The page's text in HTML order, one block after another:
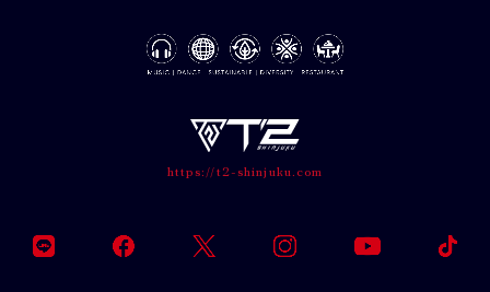
https://t2-shinjuku.com